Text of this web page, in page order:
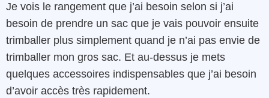
Je vois le rangement que j’ai besoin selon si j’ai
besoin de prendre un sac que je vais pouvoir ensuite
trimballer plus simplement quand je n’ai pas envie de
trimballer mon gros sac. Et au-dessus je mets
quelques accessoires indispensables que j’ai besoin
d’avoir accès très rapidement.